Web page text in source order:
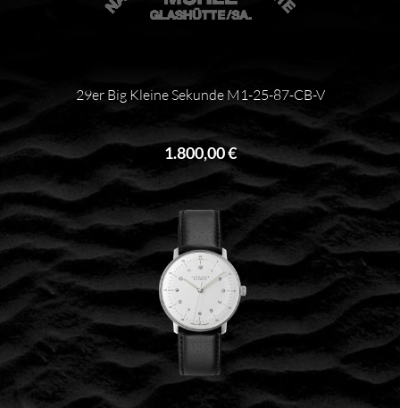
29er Big Kleine Sekunde M1-25-87-CB-V
1.800,00 €